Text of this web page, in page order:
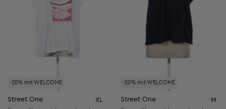
-20% mit WELCOME
Street One XL
-20% mit WELCOME
Street One M